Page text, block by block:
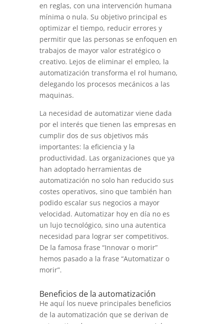
en reglas, con una intervención humana
mínima o nula. Su objetivo principal es
optimizar el tiempo, reducir errores y
permitir que las personas se enfoquen en
trabajos de mayor valor estratégico o
creativo. Lejos de eliminar el empleo, la
automatización transforma el rol humano,
delegando los procesos mecánicos a las
maquinas.
La necesidad de automatizar viene dada
por el interés que tienen las empresas en
cumplir dos de sus objetivos más
importantes: la eficiencia y la
productividad. Las organizaciones que ya
han adoptado herramientas de
automatización no solo han reducido sus
costes operativos, sino que también han
podido escalar sus negocios a mayor
velocidad. Automatizar hoy en día no es
un lujo tecnológico, sino una autentica
necesidad para lograr ser competitivos.
De la famosa frase “Innovar o morir”
hemos pasado a la frase “Automatizar o
morir”.
Beneficios de la automatización
He aquí los nueve principales beneficios
de la automatización que se derivan de